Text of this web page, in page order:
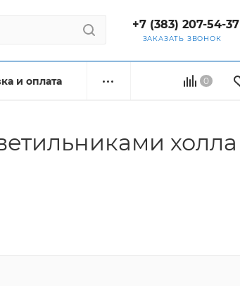
+7 (383) 207-54-37
ЗАКАЗАТЬ ЗВОНОК
0
и оплата
холла